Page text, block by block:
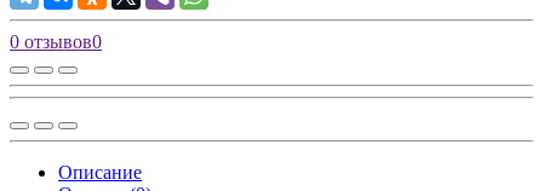
0 отзывов0
Описание